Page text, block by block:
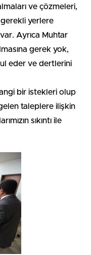
ve çözmeleri,
yerlere
Ayrıca Muhtar
gerek yok,
eder ve dertlerini
bir istekleri olup
taleplere ilişkin
sıkıntı ile